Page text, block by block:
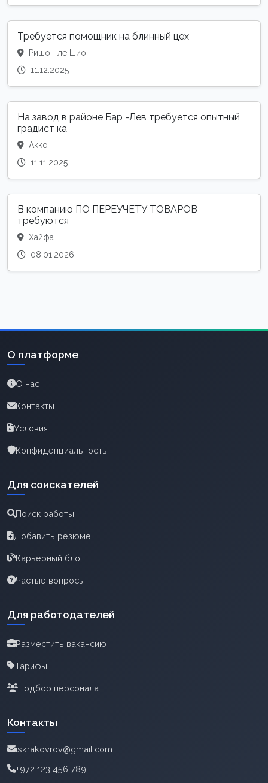
Требуется помощник на блинный цех
Ришон ле Цион
11.12.2025
На завод в районе Бар -Лев требуется опытный
градист ка
Акко
11.11.2025
В компанию ПО ПЕРЕУЧЕТУ ТОВАРОВ
требуются
Хайфа
08.01.2026
О платформе
О нас
Контакты
Условия
Конфиденциальность
Для соискателей
Поиск работы
Добавить резюме
Карьерный блог
Частые вопросы
Для работодателей
Разместить вакансию
Тарифы
Подбор персонала
Контакты
iskrakovrov@gmail.com
+972 123 456 789